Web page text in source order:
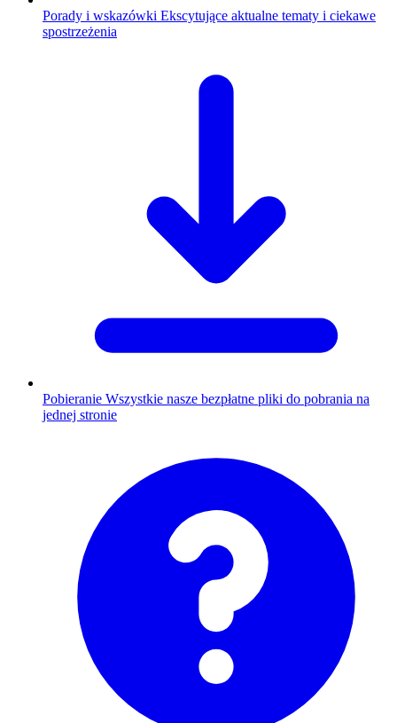
Porady i wskazówki Ekscytujące aktualne tematy i ciekawe
spostrzeżenia
Pobieranie Wszystkie nasze bezpłatne pliki do pobrania na
jednej stronie